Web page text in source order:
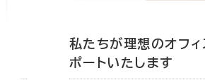
私たちが理想のオフ
ポートいたします